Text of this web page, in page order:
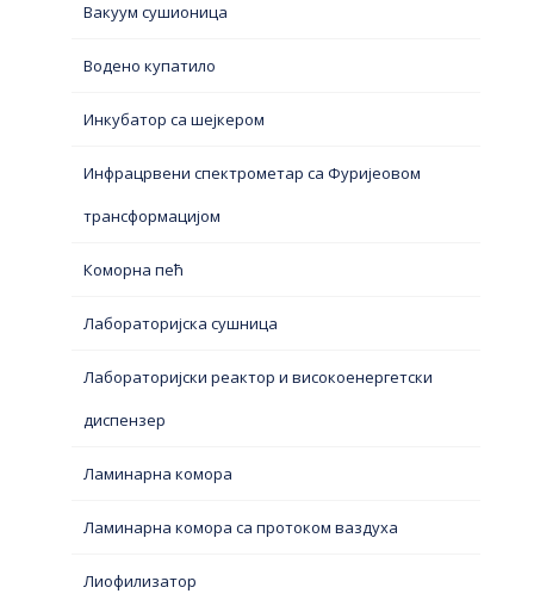
Вакуум сушионица
Водено купатило
Инкубатор са шејкером
Инфрацрвени спектрометар са Фуријеовом
трансформацијом
Коморна пећ
Лабораторијска сушница
Лабораторијски реактор и високоенергетски
диспензер
Ламинарна комора
Ламинарна комора са протоком ваздуха
Лиофилизатор